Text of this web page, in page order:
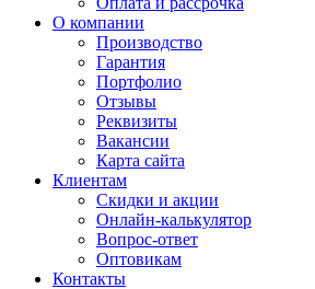
О компании
Производство
Гарантия
Портфолио
Отзывы
Реквизиты
Вакансии
Карта сайта
Клиентам
Скидки и акции
Онлайн-калькулятор
Вопрос-ответ
Оптовикам
Контакты